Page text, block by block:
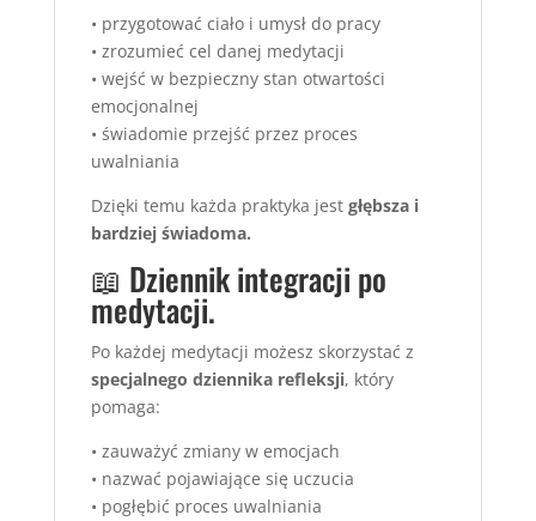
• przygotować ciało i umysł do pracy
• zrozumieć cel danej medytacji
• wejść w bezpieczny stan otwartości
emocjonalnej
• świadomie przejść przez proces
uwalniania
Dzięki temu każda praktyka jest głębsza i
bardziej świadoma.
📖 Dziennik integracji po
medytacji.
Po każdej medytacji możesz skorzystać z
specjalnego dziennika refleksji, który
pomaga:
• zauważyć zmiany w emocjach
• nazwać pojawiające się uczucia
• pogłębić proces uwalniania